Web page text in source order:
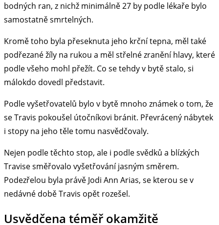
bodných ran, z nichž minimálně 27 by podle lékaře bylo
samostatně smrtelných.
Kromě toho byla přeseknuta jeho krční tepna, měl také
podřezané žíly na rukou a měl střelné zranění hlavy, které
podle všeho mohl přežít. Co se tehdy v bytě stalo, si
málokdo dovedl představit.
Podle vyšetřovatelů bylo v bytě mnoho známek o tom, že
se Travis pokoušel útočníkovi bránit. Převrácený nábytek
i stopy na jeho těle tomu nasvědčovaly.
Nejen podle těchto stop, ale i podle svědků a blízkých
Travise směřovalo vyšetřování jasným směrem.
Podezřelou byla právě Jodi Ann Arias, se kterou se v
nedávné době Travis opět rozešel.
Usvědčena téměř okamžitě